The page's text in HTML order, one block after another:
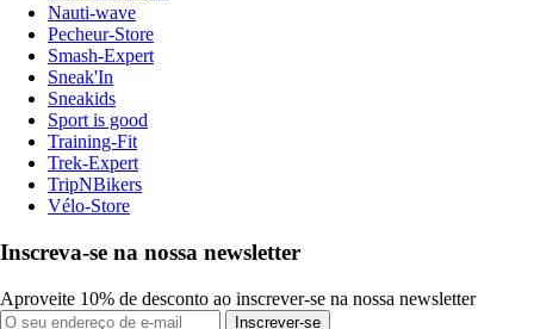
Nauti-wave
Pecheur-Store
Smash-Expert
Sneak'In
Sneakids
Sport is good
Training-Fit
Trek-Expert
TripNBikers
Vélo-Store
Inscreva-se na nossa newsletter
Aproveite 10% de desconto ao inscrever-se na nossa newsletter
Inscrever-se